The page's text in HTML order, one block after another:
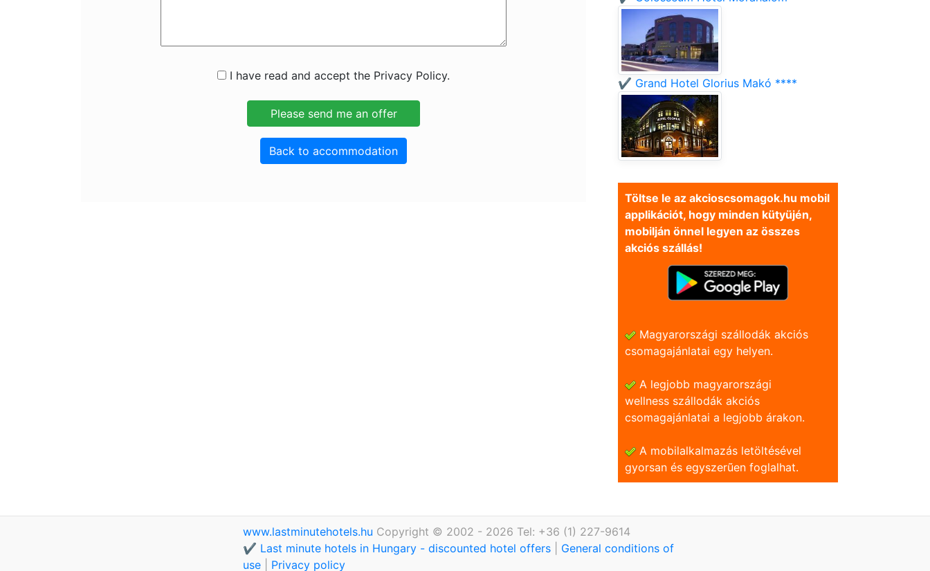
I have read and accept the Privacy Policy.
Back to accommodation
✔️ Grand Hotel Glorius Makó ****
Töltse le az akcioscsomagok.hu mobil
applikációt, hogy minden kütyüjén,
mobilján önnel legyen az összes
akciós szállás!
Magyarországi szállodák akciós
csomagajánlatai egy helyen.
A legjobb magyarországi
wellness szállodák akciós
csomagajánlatai a legjobb árakon.
A mobilalkalmazás letöltésével
gyorsan és egyszerũen foglalhat.
www.lastminutehotels.hu Copyright © 2002 - 2026 Tel: +36 (1) 227-9614
✔️ Last minute hotels in Hungary - discounted hotel offers
General conditions of
use
Privacy policy